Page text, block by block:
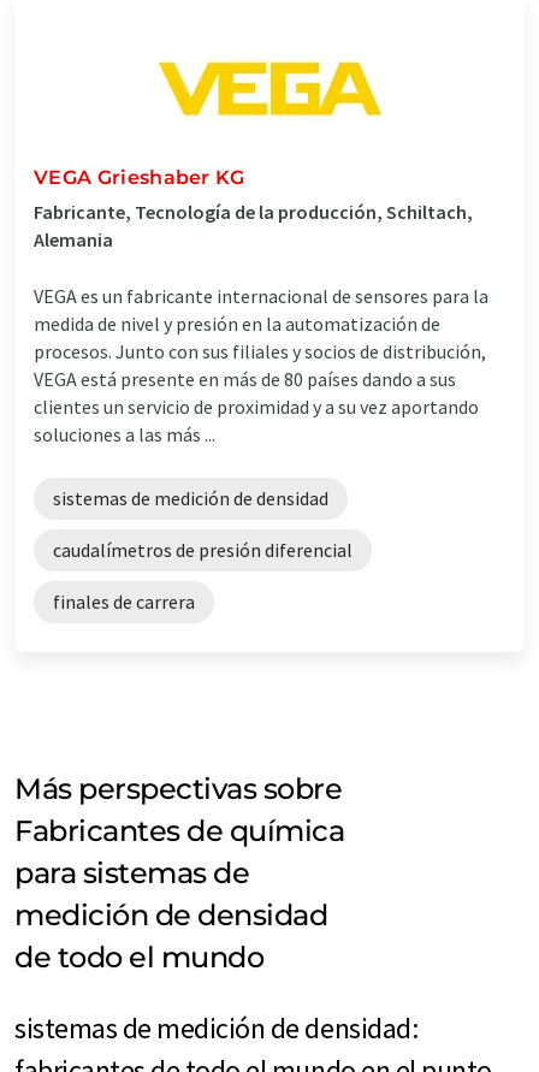
VEGA Grieshaber KG
Fabricante, Tecnología de la producción, Schiltach,
Alemania
VEGA es un fabricante internacional de sensores para la
medida de nivel y presión en la automatización de
procesos. Junto con sus filiales y socios de distribución,
VEGA está presente en más de 80 países dando a sus
clientes un servicio de proximidad y a su vez aportando
soluciones a las más ...
sistemas de medición de densidad
caudalímetros de presión diferencial
finales de carrera
Más perspectivas sobre
Fabricantes de química
para sistemas de
medición de densidad
de todo el mundo
sistemas de medición de densidad: